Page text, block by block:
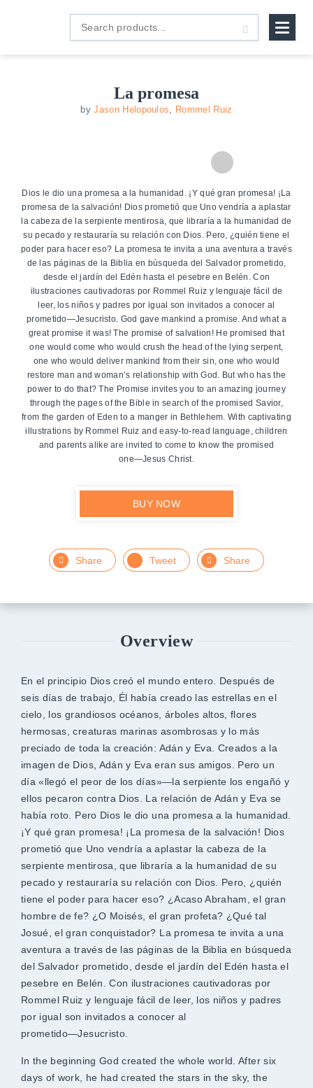
Search
La promesa
byJason Helopoulos, Rommel Ruiz
Zoom
Dios le dio una promesa a la humanidad. ¡Y qué gran promesa! ¡La
promesa de la salvación! Dios prometió que Uno vendría a aplastar
la cabeza de la serpiente mentirosa, que libraría a la humanidad de
su pecado y restauraría su relación con Dios. Pero, ¿quién tiene el
poder para hacer eso? La promesa te invita a una aventura a través
de las páginas de la Biblia en búsqueda del Salvador prometido,
desde el jardín del Edén hasta el pesebre en Belén. Con
ilustraciones cautivadoras por Rommel Ruiz y lenguaje fácil de
leer, los niños y padres por igual son invitados a conocer al
prometido―Jesucristo. God gave mankind a promise. And what a
great promise it was! The promise of salvation! He promised that
one would come who would crush the head of the lying serpent,
one who would deliver mankind from their sin, one who would
restore man and woman’s relationship with God. But who has the
power to do that? The Promise invites you to an amazing journey
through the pages of the Bible in search of the promised Savior,
from the garden of Eden to a manger in Bethlehem. With captivating
illustrations by Rommel Ruiz and easy-to-read language, children
and parents alike are invited to come to know the promised
one―Jesus Christ.
BUY NOW
Facebook Twitter LinkedIn
Overview
En el principio Dios creó el mundo entero. Después de
seis días de trabajo, Él había creado las estrellas en el
cielo, los grandiosos océanos, árboles altos, flores
hermosas, creaturas marinas asombrosas y lo más
preciado de toda la creación: Adán y Eva. Creados a la
imagen de Dios, Adán y Eva eran sus amigos. Pero un
día «llegó el peor de los días»―la serpiente los engañó y
ellos pecaron contra Dios. La relación de Adán y Eva se
había roto. Pero Dios le dio una promesa a la humanidad.
¡Y qué gran promesa! ¡La promesa de la salvación! Dios
prometió que Uno vendría a aplastar la cabeza de la
serpiente mentirosa, que libraría a la humanidad de su
pecado y restauraría su relación con Dios. Pero, ¿quién
tiene el poder para hacer eso? ¿Acaso Abraham, el gran
hombre de fe? ¿O Moisés, el gran profeta? ¿Qué tal
Josué, el gran conquistador? La promesa te invita a una
aventura a través de las páginas de la Biblia en búsqueda
del Salvador prometido, desde el jardín del Edén hasta el
pesebre en Belén. Con ilustraciones cautivadoras por
Rommel Ruiz y lenguaje fácil de leer, los niños y padres
por igual son invitados a conocer al
prometido―Jesucristo.
In the beginning God created the whole world. After six
days of work, he had created the stars in the sky, the